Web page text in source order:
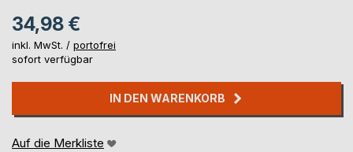
34,98 €
inkl. MwSt. / portofrei
sofort verfügbar
IN DEN WARENKORB
Auf die Merkliste